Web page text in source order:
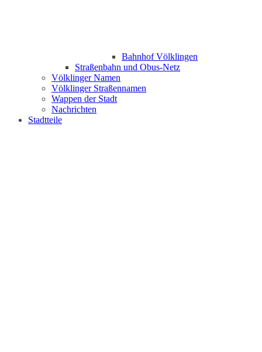
Bahnhof Völklingen
Straßenbahn und Obus-Netz
Völklinger Namen
Völklinger Straßennamen
Wappen der Stadt
Nachrichten
Stadtteile